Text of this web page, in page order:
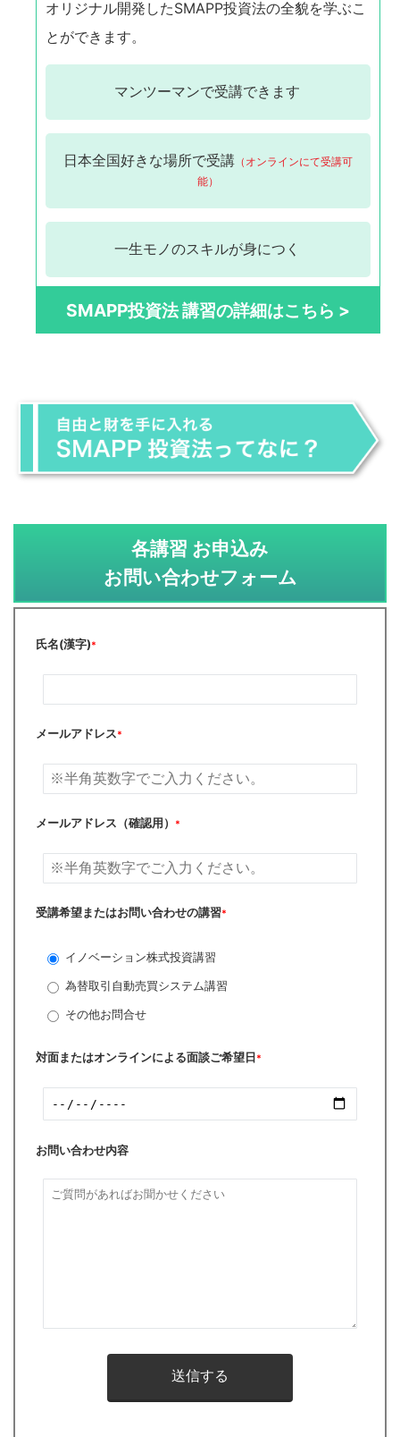
オリジナル開発したSMAPP投資法の全貌を学ぶこ
とができます。
マンツーマンで受講できます
日本全国好きな場所で受講 （オンラインにて受講可
能）
一生モノのスキルが身につく
SMAPP投資法 講習の詳細はこちら >
各講習 お申込み
お問い合わせフォーム
氏名(漢字)*
メールアドレス*
メールアドレス（確認用） *
受講希望またはお問い合わせの講習*
イノベーション株式投資講習
為替取引自動売買システム講習
その他お問合せ
対面またはオンラインによる面談ご希望日*
お問い合わせ内容